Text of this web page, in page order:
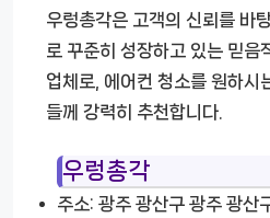
우렁총각은 고객의 신뢰를 바
로 꾸준히 성장하고 있는 믿음
업체로, 에어컨 청소를 원하시
들께 강력히 추천합니다.
우렁총각
주소: 광주 광산구 광주 광산